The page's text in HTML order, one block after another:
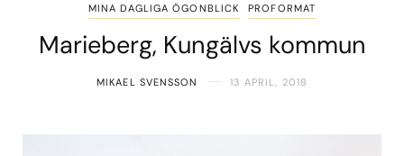
MINA DAGLIGA ÖGONBLICK PROFORMAT
Marieberg, Kungälvs kommun
MIKAEL SVENSSON 13 APRIL, 2018